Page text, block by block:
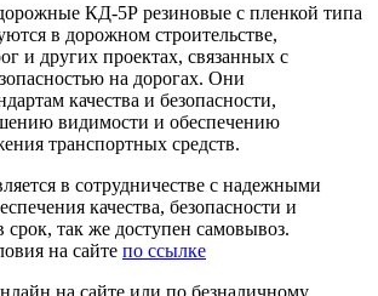
КД-5Р резиновые с пленкой типа
в дорожном строительстве,
и других проектах, связанных с
на дорогах. Они
качества и безопасности,
видимости и обеспечению
транспортных средств.
в сотрудничестве с надежными
качества, безопасности и
срок, так же доступен самовывоз.
на сайте по ссылке
на сайте или по безналичному